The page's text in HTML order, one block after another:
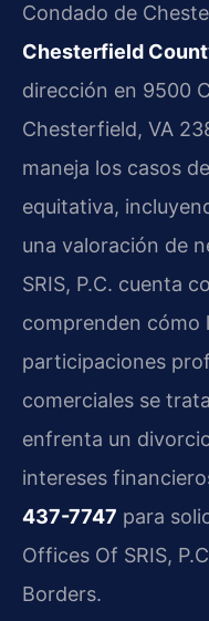
Condado de
Chesterfield
dirección en 9500
Chesterfield, VA
maneja los casos
equitativa,
una valoración de
SRIS, P.C. cuenta
comprenden cómo
participaciones
comerciales se
enfrenta un
intereses
437-7747 para
Offices Of SRIS,
Borders.